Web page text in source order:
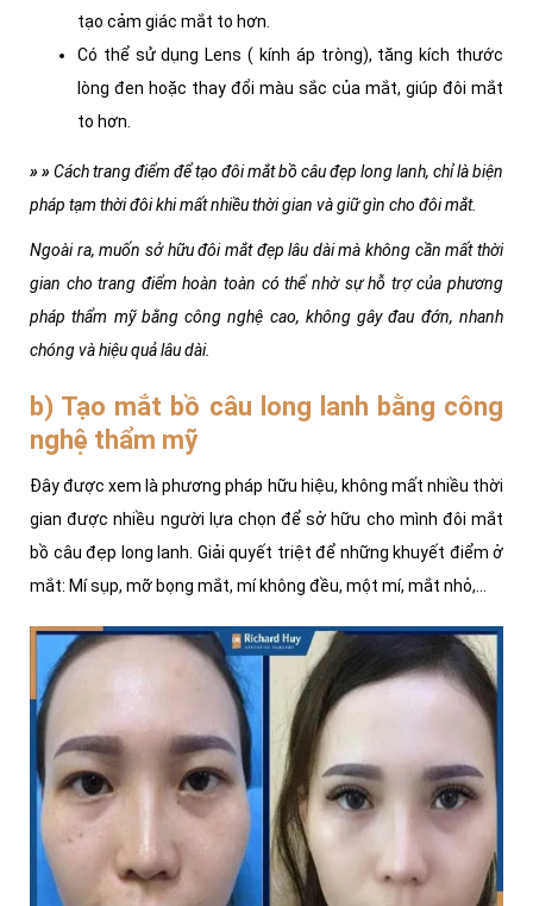
tạo cảm giác mắt to hơn.
Có thể sử dụng Lens ( kính áp tròng), tăng kích thước
lòng đen hoặc thay đổi màu sắc của mắt, giúp đôi mắt
to hơn.
» » Cách trang điểm để tạo đôi mắt bồ câu đẹp long lanh, chỉ là biện
pháp tạm thời đôi khi mất nhiều thời gian và giữ gìn cho đôi mắt.
Ngoài ra, muốn sở hữu đôi mắt đẹp lâu dài mà không cần mất thời
gian cho trang điểm hoàn toàn có thể nhờ sự hỗ trợ của phương
pháp thẩm mỹ bằng công nghệ cao, không gây đau đớn, nhanh
chóng và hiệu quả lâu dài.
b) Tạo mắt bồ câu long lanh bằng công
nghệ thẩm mỹ
Đây được xem là phương pháp hữu hiệu, không mất nhiều thời
gian được nhiều người lựa chọn để sở hữu cho mình đôi mắt
bồ câu đẹp long lanh. Giải quyết triệt để những khuyết điểm ở
mắt: Mí sụp, mỡ bọng mắt, mí không đều, một mí, mắt nhỏ,...